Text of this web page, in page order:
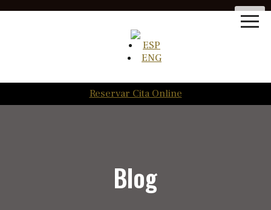
ESP
ENG
Reservar Cita Online
Blog